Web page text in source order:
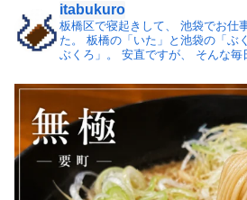
itabukuro
板橋区で寝起きして、
池袋でお仕
た。
板橋の「いた」と池袋の「ぶ
ぶくろ」。
安直ですが、 そんな毎